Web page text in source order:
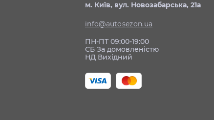
м. Київ, вул. Новозабарська, 21а
info@autosezon.ua
ПН-ПТ 09:00-19:00
СБ За домовленістю
НД Вихідний